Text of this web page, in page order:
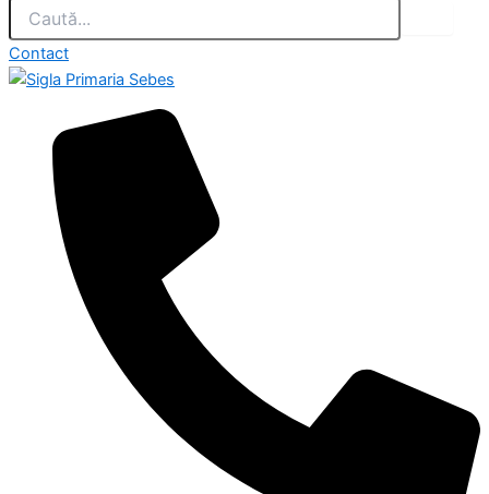
Contact